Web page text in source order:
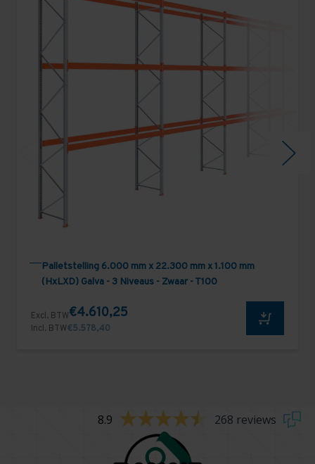
Palletstelling 6.000 mm x 22.300 mm x 1.100 mm
(HxLXD) Galva - 3 Niveaus - Zwaar - T100
Excl. BTW€4.610,25
Incl. BTW€5.578,40
8.9 268 reviews